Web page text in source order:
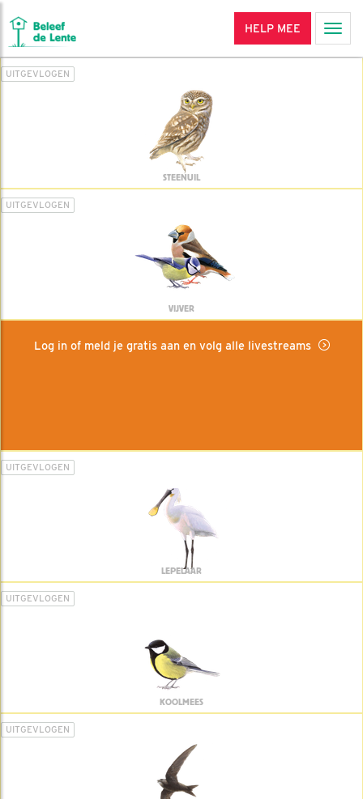
HELP MEE
UITGEVLOGEN
STEENUIL
UITGEVLOGEN
VIJVER
Log in of meld je gratis aan en volg alle livestreams
UITGEVLOGEN
LEPELAAR
UITGEVLOGEN
KOOLMEES
UITGEVLOGEN